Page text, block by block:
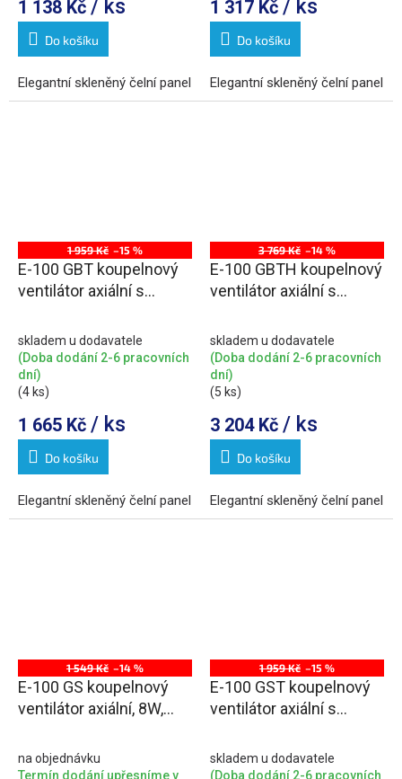
1 138 Kč / ks
Do košíku
Elegantní skleněný čelní panel
1 317 Kč / ks
Do košíku
Elegantní skleněný čelní panel
1 959 Kč –15 %
E-100 GBT koupelnový
ventilátor axiální s
100mm, černá
skladem u dodavatele
(Doba dodání 2-6 pracovních
dní)
(4 ks)
1 665 Kč / ks
Do košíku
Elegantní skleněný čelní panel
3 769 Kč –14 %
E-100 GBTH koupelnový
ventilátor axiální s
100mm,černá
skladem u dodavatele
(Doba dodání 2-6 pracovních
dní)
(5 ks)
3 204 Kč / ks
Do košíku
Elegantní skleněný čelní panel
1 549 Kč –14 %
E-100 GS koupelnový
ventilátor axiální, 8W,
na objednávku
Termín dodání upřesníme v
1 959 Kč –15 %
E-100 GST koupelnový
ventilátor axiální s
100mm, stříbrná
skladem u dodavatele
(Doba dodání 2-6 pracovních